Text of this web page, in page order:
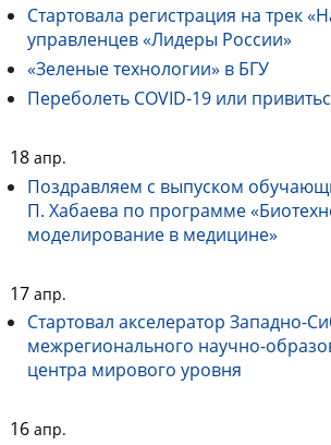
Стартовала регистрация на трек
управленцев «Лидеры России»
«Зеленые технологии» в БГУ
Переболеть COVID-19 или
18 апр.
Поздравляем с выпуском
П. Хабаева по программе
моделирование в медицине»
17 апр.
Стартовал акселератор Западно-
межрегионального научно-
центра мирового уровня
16 апр.